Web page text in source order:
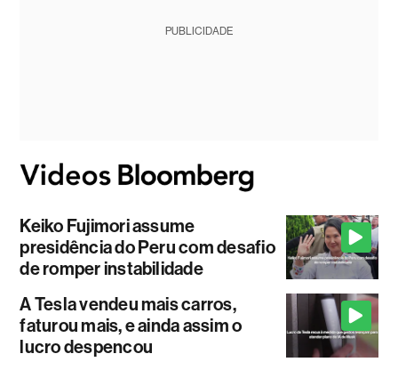
PUBLICIDADE
Keiko Fujimori assume
presidência do Peru com desafio
de romper instabilidade
A Tesla vendeu mais carros,
faturou mais, e ainda assim o
lucro despencou